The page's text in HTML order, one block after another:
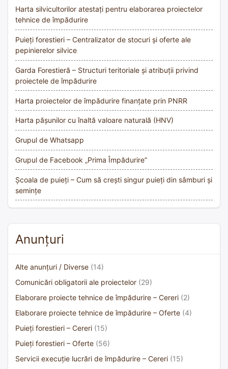
Harta silvicultorilor atestați pentru elaborarea proiectelor
tehnice de împădurire
Puieți forestieri – Centralizator de stocuri și oferte ale
pepinierelor silvice
Garda Forestieră – Structuri teritoriale și atribuții privind
proiectele de împădurire
Harta proiectelor de împădurire finanțate prin PNRR
Harta pășunilor cu înaltă valoare naturală (HNV)
Grupul de Whatsapp
Grupul de Facebook „Prima Împădurire”
Școala de puieți – Cum să crești singur puieți din sâmburi și
semințe
Anunțuri
Alte anunțuri / Diverse (14)
Comunicări obligatorii ale proiectelor (29)
Elaborare proiecte tehnice de împădurire – Cereri (2)
Elaborare proiecte tehnice de împădurire – Oferte (4)
Puieți forestieri – Cereri (15)
Puieți forestieri – Oferte (56)
Servicii execuție lucrări de împădurire – Cereri (15)